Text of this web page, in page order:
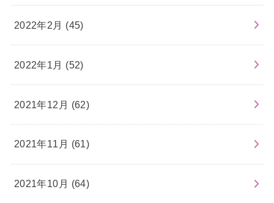
2022年2月 (45)
2022年1月 (52)
2021年12月 (62)
2021年11月 (61)
2021年10月 (64)